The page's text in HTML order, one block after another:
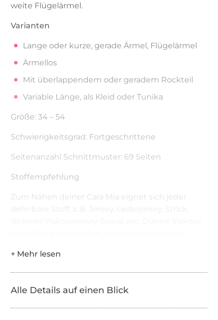
weite Flügelärmel.
Varianten
Lange oder kurze, gerade Ärmel, Flügelärmel
Ärmellos
Mit überlappendem oder geradem Rockteil
Variable Länge, als Kleid oder Tunika
Größe: 34 – 54
Schwierigkeitsgrad: Fortgeschrittene
Seitenanzahl Schnittmuster: 69 Seiten
Stoffempfehlung
Zum Nähen deiner Cara Mia eignet sich jeder
dehnbare Stoff, z. B. Jersey, Lederjersey, Strick,
Stoff (s.o.)
Alle Details auf einen Blick